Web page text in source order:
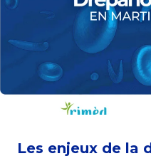
Les enjeux de la